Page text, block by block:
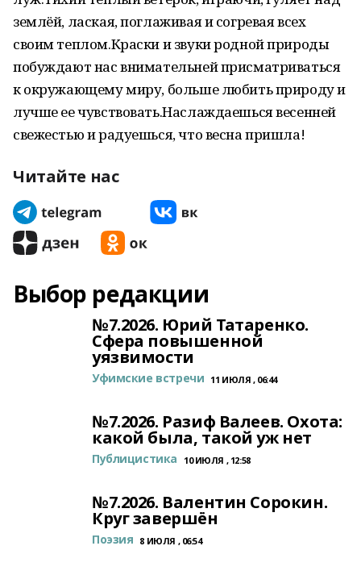
землёй, лаская, поглаживая и согревая всех
своим теплом.Краски и звуки родной природы
побуждают нас внимательней присматриваться
к окружающему миру, больше любить природу и
лучше ее чувствовать.Наслаждаешься весенней
свежестью и радуешься, что весна пришла!
Читайте нас
Выбор редакции
№7.2026. Юрий Татаренко.
Сфера повышенной
уязвимости
Уфимские встречи 11 ИЮЛЯ , 06:44
№7.2026. Разиф Валеев. Охота:
какой была, такой уж нет
Публицистика 10 ИЮЛЯ , 12:58
№7.2026. Валентин Сорокин.
Круг завершён
Поэзия 8 ИЮЛЯ , 06:54